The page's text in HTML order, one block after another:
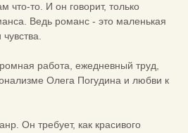
что-то. И он говорит, только
Ведь романс - это маленькая
работа, ежедневный труд,
Олега Погудина и любви к
Он требует, как красивого